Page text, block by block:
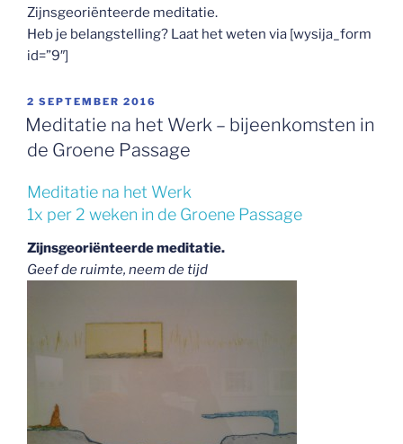
Zijnsgeoriënteerde meditatie.
Heb je belangstelling? Laat het weten via [wysija_form
id=”9″]
GEPLAATST
OP
2 SEPTEMBER 2016
Meditatie na het Werk – bijeenkomsten in
de Groene Passage
Meditatie na het Werk
1x per 2 weken in de Groene Passage
Zijnsgeoriënteerde meditatie.
Geef de ruimte, neem de tijd